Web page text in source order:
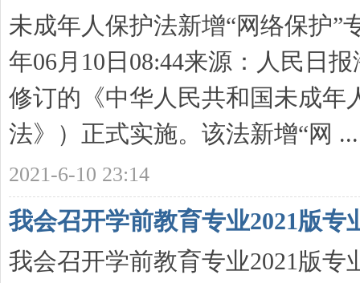
未成年人保护法新增“网络保护”
年06月10日08:44来源：人民
修订的《中华人民共和国未成年
法》）正式实施。该法新增“网 ...
2021-6-10 23:14
我会召开学前教育专业2021版
我会召开学前教育专业2021版